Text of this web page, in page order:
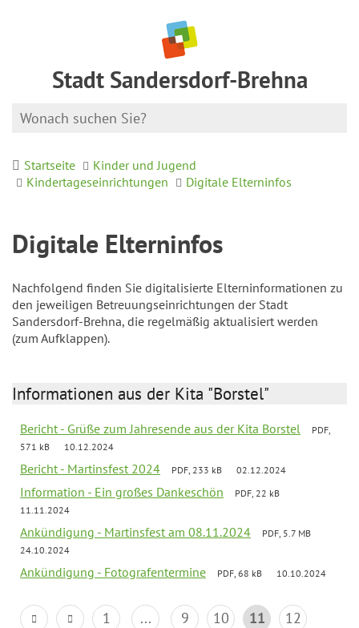
Stadt Sandersdorf-Brehna
Startseite
Kinder und Jugend
Kindertageseinrichtungen
Digitale Elterninfos
Digitale Elterninfos
Nachfolgend finden Sie digitalisierte Elterninformationen zu
den jeweiligen Betreuungseinrichtungen der Stadt
Sandersdorf-Brehna, die regelmäßig aktualisiert werden
(zum Aufklappen).
Informationen aus der Kita "Borstel"
Bericht - Grüße zum Jahresende aus der Kita Borstel
PDF,
571 kB
10.12.2024
Bericht - Martinsfest 2024 PDF, 233 kB 02.12.2024
Information - Ein großes Dankeschön
PDF, 22 kB
11.11.2024
Ankündigung - Martinsfest am 08.11.2024
PDF, 5.7 MB
24.10.2024
Ankündigung - Fotografentermine PDF, 68 kB 10.10.2024
1 ... 9 10 11
12